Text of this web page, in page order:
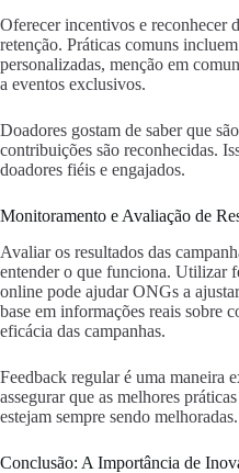
Oferecer incentivos e reconhecer
retenção. Práticas comuns
personalizadas, menção em
a eventos exclusivos.
Doadores gostam de saber que
contribuições são reconhecidas.
doadores fiéis e engajados.
Monitoramento e Avaliação de
Avaliar os resultados das
entender o que funciona. Utilizar
online pode ajudar ONGs a
base em informações reais sobre
eficácia das campanhas.
Feedback regular é uma maneira
assegurar que as melhores
estejam sempre sendo melhoradas.
Conclusão: A Importância de